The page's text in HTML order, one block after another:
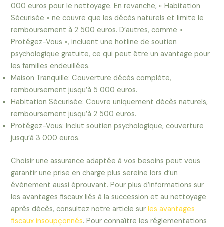
000 euros pour le nettoyage. En revanche, « Habitation
Sécurisée » ne couvre que les décès naturels et limite le
remboursement à 2 500 euros. D’autres, comme «
Protégez-Vous », incluent une hotline de soutien
psychologique gratuite, ce qui peut être un avantage pour
les familles endeuillées.
Maison Tranquille: Couverture décès complète,
remboursement jusqu’à 5 000 euros.
Habitation Sécurisée: Couvre uniquement décès naturels,
remboursement jusqu’à 2 500 euros.
Protégez-Vous: Inclut soutien psychologique, couverture
jusqu’à 3 000 euros.
Choisir une assurance adaptée à vos besoins peut vous
garantir une prise en charge plus sereine lors d’un
événement aussi éprouvant. Pour plus d’informations sur
les avantages fiscaux liés à la succession et au nettoyage
après décès, consultez notre article surles avantages
fiscaux insoupçonnés. Pour connaître les réglementations